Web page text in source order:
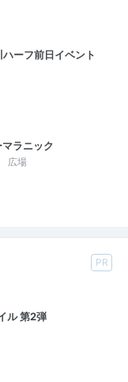
ーフ前日イベント
ラニック
広場
PR
ル 第2弾